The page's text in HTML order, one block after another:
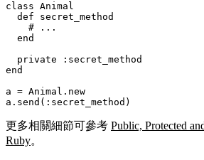
class Animal
  def secret_method
    # ...
  end
  private :secret_method
end
a = Animal.new
更多相關細節可參考 Public, Protected
Ruby。